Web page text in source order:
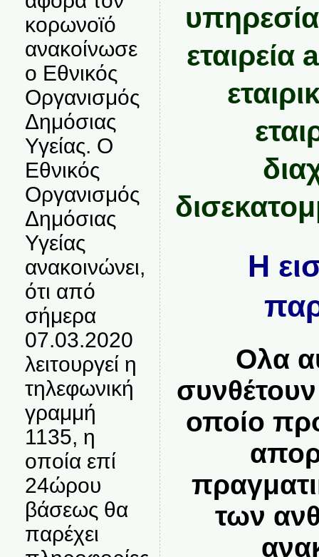
κορωνοϊό
ανακοίνωσε
ο Εθνικός
Οργανισμός
Δημόσιας
Υγείας. Ο
Εθνικός
Οργανισμός
Δημόσιας
Υγείας
ανακοινώνει,
ότι από
σήμερα
07.03.2020
λειτουργεί η
τηλεφωνική
γραμμή
1135, η
οποία επί
24ώρου
βάσεως θα
παρέχει
εταιρεία
Η
Ολα
οποίο
των